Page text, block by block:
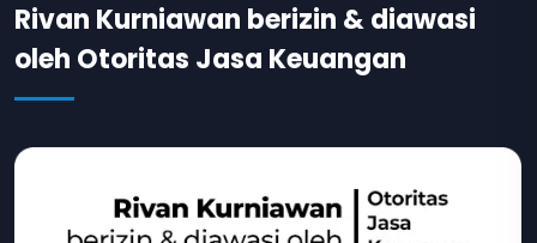
Rivan Kurniawan berizin & diawasi
oleh Otoritas Jasa Keuangan